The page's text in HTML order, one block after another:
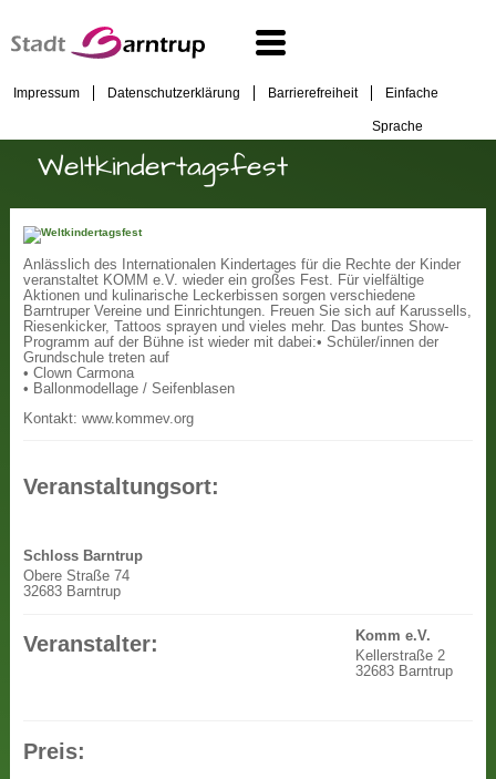
Impressum Datenschutzerklärung Barrierefreiheit Einfache
Sprache
Weltkindertagsfest
Anlässlich des Internationalen Kindertages für die Rechte der Kinder
veranstaltet KOMM e.V. wieder ein großes Fest. Für vielfältige
Aktionen und kulinarische Leckerbissen sorgen verschiedene
Barntruper Vereine und Einrichtungen. Freuen Sie sich auf Karussells,
Riesenkicker, Tattoos sprayen und vieles mehr. Das buntes Show-
Programm auf der Bühne ist wieder mit dabei:• Schüler/innen der
Grundschule treten auf
• Clown Carmona
• Ballonmodellage / Seifenblasen
Kontakt: www.kommev.org
Veranstaltungsort:
Schloss Barntrup
Obere Straße 74
32683 Barntrup
Veranstalter:
Komm e.V.
Kellerstraße 2
32683 Barntrup
Preis: